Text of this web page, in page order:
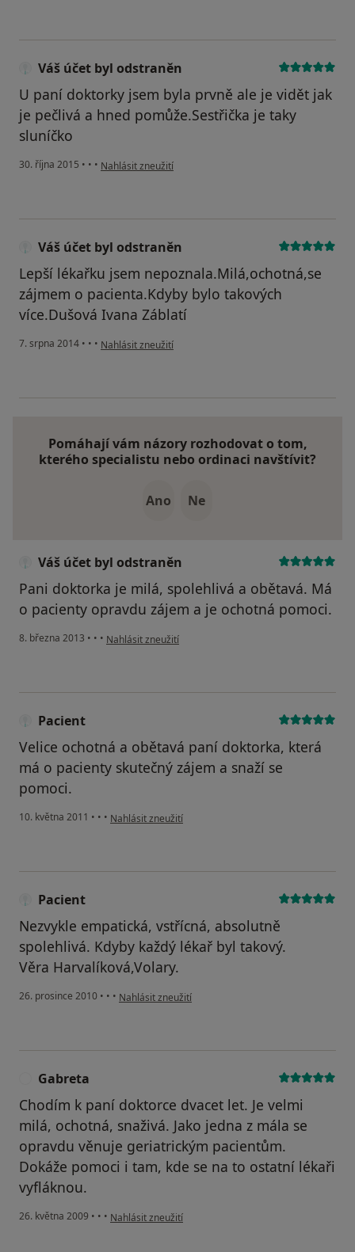
Váš účet byl odstraněn
U paní doktorky jsem byla prvně ale je vidět jak
je pečlivá a hned pomůže.Sestřička je taky
sluníčko
30. října 2015 • • • podle názoru uživatele Váš účet byl odstraněn
Nahlásit zneužití
Váš účet byl odstraněn
Lepší lékařku jsem nepoznala.Milá,ochotná,se
zájmem o pacienta.Kdyby bylo takových
více.Dušová Ivana Záblatí
7. srpna 2014 • • • podle názoru uživatele Váš účet byl odstraněn
Nahlásit zneužití
Pomáhají vám názory rozhodovat o tom,
kterého specialistu nebo ordinaci navštívit?
Ano Ne
Váš účet byl odstraněn
Pani doktorka je milá, spolehlivá a obětavá. Má
o pacienty opravdu zájem a je ochotná pomoci.
8. března 2013 • • • podle názoru uživatele Váš účet byl odstraněn
Nahlásit zneužití
Pacient
Velice ochotná a obětavá paní doktorka, která
má o pacienty skutečný zájem a snaží se
pomoci.
10. května 2011 • • • podle názoru uživatele Pacient
Nahlásit zneužití
Pacient
Nezvykle empatická, vstřícná, absolutně
spolehlivá. Kdyby každý lékař byl takový.
Věra Harvalíková,Volary.
26. prosince 2010 • • • podle názoru uživatele Pacient
Nahlásit zneužití
Gabreta
Chodím k paní doktorce dvacet let. Je velmi
milá, ochotná, snaživá. Jako jedna z mála se
opravdu věnuje geriatrickým pacientům.
Dokáže pomoci i tam, kde se na to ostatní lékaři
vyfláknou.
26. května 2009 • • • podle názoru uživatele Gabreta
Nahlásit zneužití